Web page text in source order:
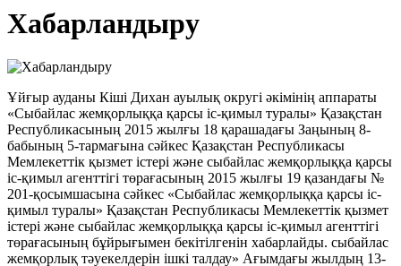
Хабарландыру
Ұйғыр ауданы Кіші Дихан ауылық округі әкімінің аппараты
«Сыбайлас жемқорлыққа қарсы іс-қимыл туралы» Қазақстан
Республикасының 2015 жылғы 18 қарашадағы Заңының 8-
бабының 5-тармағына сәйкес Қазақстан Республикасы
Мемлекеттік қызмет істері және сыбайлас жемқорлыққа қарсы
іс-қимыл агенттігі төрағасының 2015 жылғы 19 қазандағы №
201-қосымшасына сәйкес «Сыбайлас жемқорлыққа қарсы іс-
қимыл туралы» Қазақстан Республикасы Мемлекеттік қызмет
істері және сыбайлас жемқорлыққа қарсы іс-қимыл агенттігі
төрағасының бұйрығымен бекітілгенін хабарлайды. сыбайлас
жемқорлық тәуекелдерін ішкі талдау» Ағымдағы жылдың 13-